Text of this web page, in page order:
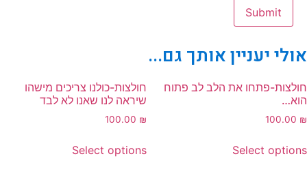
אולי יעניין אותך גם...
חולצות-פתחו את הלב לב פתוח
הוא…
100.00 ₪
Select options
חולצות-כולנו צריכים מישהו
שיראה לנו שאנו לא לבד
100.00 ₪
Select options